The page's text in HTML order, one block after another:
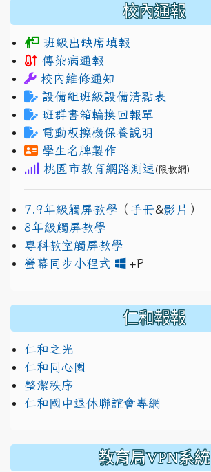
校內通報
班級出缺席填報
傳染病通報
校內維修通知
設備組班級設備清點表
班群書箱輪換回報單
電動板擦機保養說明
學生名牌製作
桃園市教育網路測速 (限教網)
7.9年級觸屏教學 （ 手冊&影片 ）
8年級觸屏教學
專科教室觸屏教學
螢幕同步小程式
+P
仁和報報
仁和之光
仁和同心園
整潔秩序
仁和國中退休聯誼會專網
教育局VPN系統